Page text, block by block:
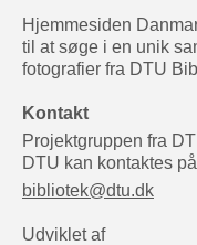
Hjemmesiden
til at søge i en unik
fotografier fra DTU
Kontakt
Projektgruppen fra
DTU kan kontaktes på
bibliotek@dtu.dk
Udviklet af